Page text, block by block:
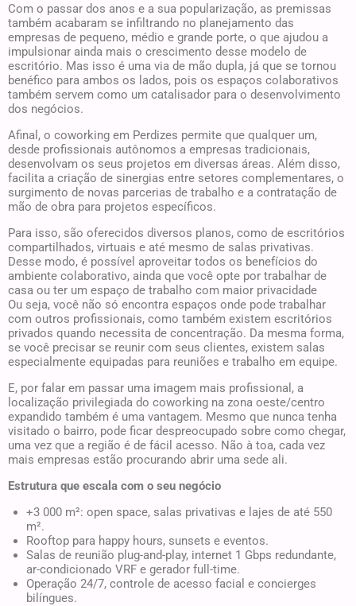
Com o passar dos anos e a sua popularização, as premissas
também acabaram se infiltrando no planejamento das
empresas de pequeno, médio e grande porte, o que ajudou a
impulsionar ainda mais o crescimento desse modelo de
escritório. Mas isso é uma via de mão dupla, já que se tornou
benéfico para ambos os lados, pois os espaços colaborativos
também servem como um catalisador para o desenvolvimento
dos negócios.
Afinal, o coworking em Perdizes permite que qualquer um,
desde profissionais autônomos a empresas tradicionais,
desenvolvam os seus projetos em diversas áreas. Além disso,
facilita a criação de sinergias entre setores complementares, o
surgimento de novas parcerias de trabalho e a contratação de
mão de obra para projetos específicos.
Para isso, são oferecidos diversos planos, como de escritórios
compartilhados, virtuais e até mesmo de salas privativas.
Desse modo, é possível aproveitar todos os benefícios do
ambiente colaborativo, ainda que você opte por trabalhar de
casa ou ter um espaço de trabalho com maior privacidade
Ou seja, você não só encontra espaços onde pode trabalhar
com outros profissionais, como também existem escritórios
privados quando necessita de concentração. Da mesma forma,
se você precisar se reunir com seus clientes, existem salas
especialmente equipadas para reuniões e trabalho em equipe.
E, por falar em passar uma imagem mais profissional, a
localização privilegiada do coworking na zona oeste/centro
expandido também é uma vantagem. Mesmo que nunca tenha
visitado o bairro, pode ficar despreocupado sobre como chegar,
uma vez que a região é de fácil acesso. Não à toa, cada vez
mais empresas estão procurando abrir uma sede ali.
Estrutura que escala com o seu negócio
+3 000 m²: open space, salas privativas e lajes de até 550
m².
Rooftop para happy hours, sunsets e eventos.
Salas de reunião plug-and-play, internet 1 Gbps redundante,
ar-condicionado VRF e gerador full-time.
Operação 24/7, controle de acesso facial e concierges
bilíngues.